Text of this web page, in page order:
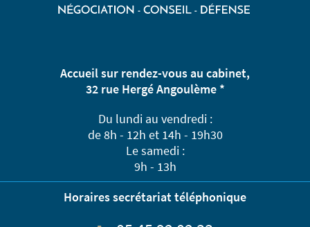
Accueil sur rendez-vous au cabinet,
32 rue Hergé Angoulème *
Du lundi au vendredi :
de 8h - 12h et 14h - 19h30
Le samedi :
9h - 13h
Horaires secrétariat téléphonique